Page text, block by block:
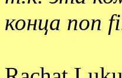
конца non